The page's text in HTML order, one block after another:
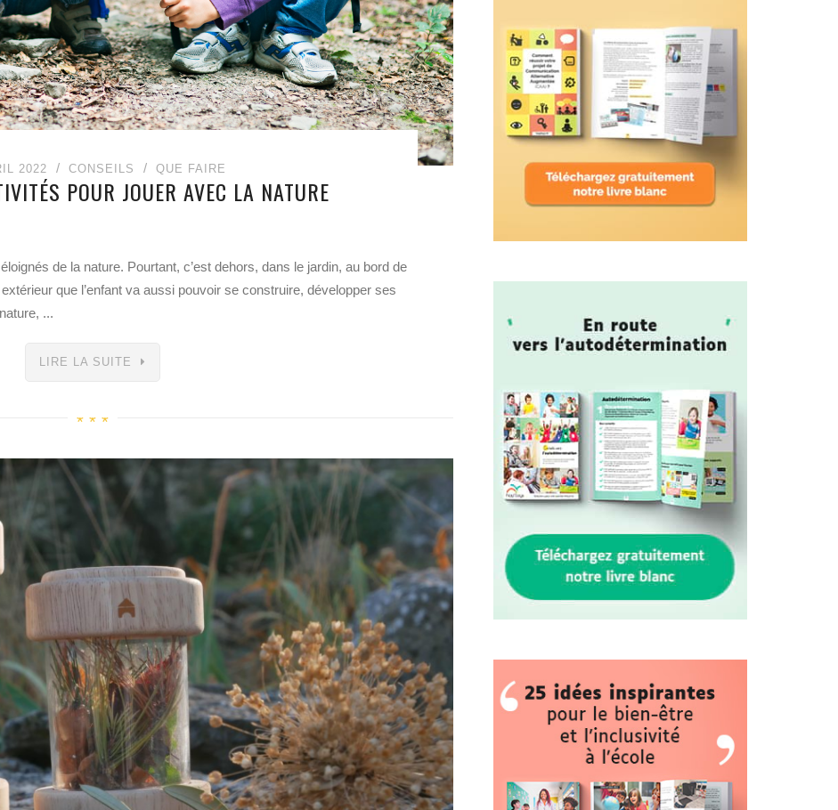
2022 CONSEILS QUE FAIRE
POUR JOUER AVEC LA NATURE
de la nature. Pourtant, c’est dehors, dans le jardin, au bord de
que l’enfant va aussi pouvoir se construire, développer ses
...
LIRE LA SUITE